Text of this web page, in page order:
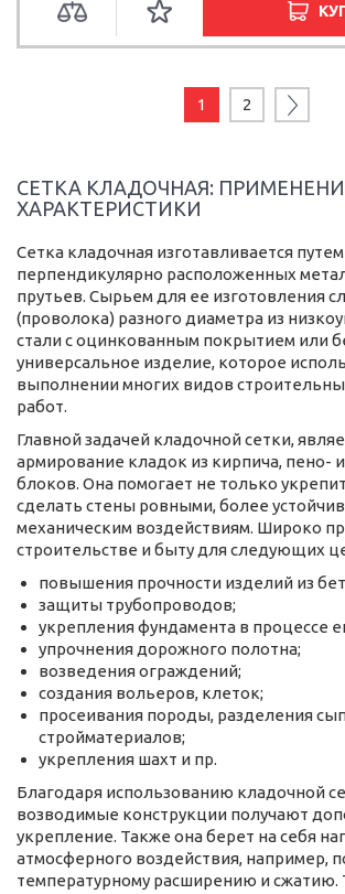
1 2
СЕТКА КЛАДОЧНАЯ:
ХАРАКТЕРИСТИКИ
Сетка кладочная изготавливается
перпендикулярно расположенных
прутьев. Сырьем для ее изготовления
(проволока) разного диаметра из
стали с оцинкованным покрытием или
универсальное изделие, которое
выполнении многих видов
работ.
Главной задачей кладочной сетки,
армирование кладок из кирпича, пено-
блоков. Она помогает не только
сделать стены ровными, более
механическим воздействиям. Широко
строительстве и быту для следующих
повышения прочности изделий из
защиты трубопроводов;
укрепления фундамента в процессе
упрочнения дорожного полотна;
возведения ограждений;
создания вольеров, клеток;
просеивания породы, разделения
стройматериалов;
укрепления шахт и пр.
Благодаря использованию кладочной
возводимые конструкции получают
укрепление. Также она берет на себя
атмосферного воздействия, например,
температурному расширению и сжатию.